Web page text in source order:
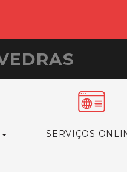
SERVIÇOS